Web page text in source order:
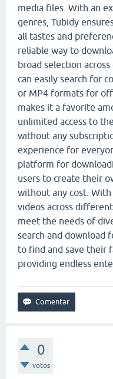
media files. With an
genres, Tubidy
all tastes and
reliable way to
broad selection
can easily search for
or MP4 formats for
makes it a favorite
unlimited access to
without any
experience for
platform for
users to create their
without any cost.
videos across different
meet the needs of
search and download
to find and save their
providing endless
0
votos